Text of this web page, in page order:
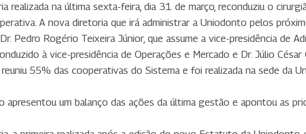
realizada na última sexta-feira, dia 31 de março, reconduziu o
A nova diretoria que irá administrar a Uniodonto pelos
Pedro Rogério Teixeira Júnior, que assume a vice-presidência de
à vice-presidência de Operações e Mercado e Dr. Júlio
55% das cooperativas do Sistema e foi realizada na sede da
apresentou um balanço das ações da última gestão e apontou as